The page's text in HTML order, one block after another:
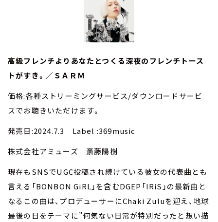
高級フレンチよりあなたとつくる深夜のフレンチトース
トがすき。／ＳＡＲＭ
価格:各種ストリーミングサービス/ダウンロードサービ
スでお聴きいただけます。
発売日:2024.7.3 Label :369music
株式会社アミューズ 斎藤陽樹
現在もSNSでUGC投稿され続けている彼女の代表曲とも
言える「BONBON GiRL」を含むDGEP「IRiS」の最新曲と
なるこの曲は、プロデューサーにChaki Zuluを迎え、地球
最後の日をテーマに”何気ない⽇常が特別だったと想い描